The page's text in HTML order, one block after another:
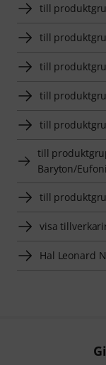
till
till
till
till
till
till
Baryton/
till
visa
Hal Leonard